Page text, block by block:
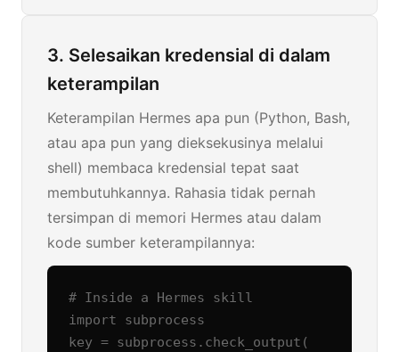
3. Selesaikan kredensial di dalam
keterampilan
Keterampilan Hermes apa pun (Python, Bash,
atau apa pun yang dieksekusinya melalui
shell) membaca kredensial tepat saat
membutuhkannya. Rahasia tidak pernah
tersimpan di memori Hermes atau dalam
kode sumber keterampilannya:
# Inside a Hermes skill
import subprocess
key = subprocess.check_output(